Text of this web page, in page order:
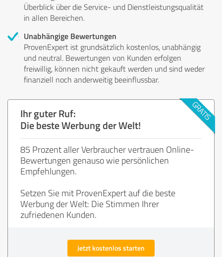
Überblick über die Service- und Dienstleistungsqualität
in allen Bereichen.
Unabhängige Bewertungen
ProvenExpert ist grundsätzlich kostenlos, unabhängig
und neutral. Bewertungen von Kunden erfolgen
freiwillig, können nicht gekauft werden und sind weder
finanziell noch anderweitig beeinflussbar.
Ihr guter Ruf:
Die beste Werbung der Welt!
85 Prozent aller Verbraucher vertrauen Online-
Bewertungen genauso wie persönlichen
Empfehlungen.
Setzen Sie mit ProvenExpert auf die beste
Werbung der Welt: Die Stimmen Ihrer
zufriedenen Kunden.
Jetzt kostenlos starten